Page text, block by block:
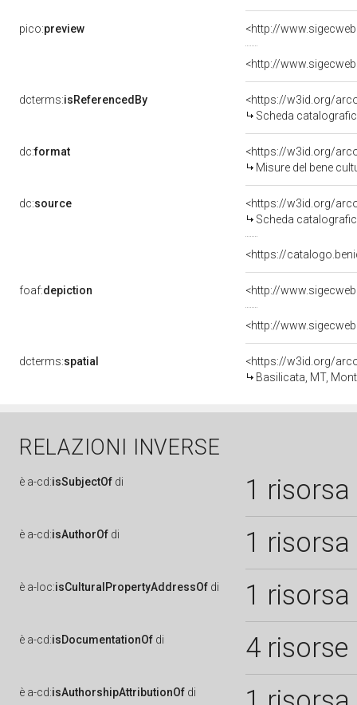
pico:preview <http://
dcterms:isReferencedBy
<https://w3id.org/
Scheda
dc:format
<https://w3id.org/
Misure del bene
dc:source
<https://w3id.org/
Scheda
<https://
foaf:depiction <http://
dcterms:spatial
<https://w3id.org/
Basilicata, MT,
RELAZIONI INVERSE
è a-cd:isSubjectOf di 1 risorsa
è a-cd:isAuthorOf di 1 risorsa
è a-loc:isCulturalPropertyAddressOf di 1 risorsa
è a-cd:isDocumentationOf di 4 risorse
è a-cd:isAuthorshipAttributionOf di